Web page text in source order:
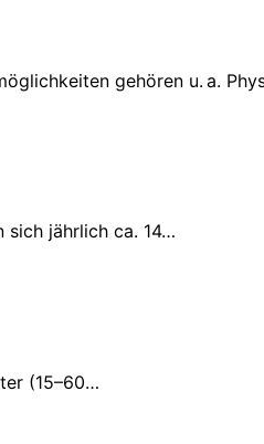
gehören u. a.
sich jährlich ca. 14…
(15–60…